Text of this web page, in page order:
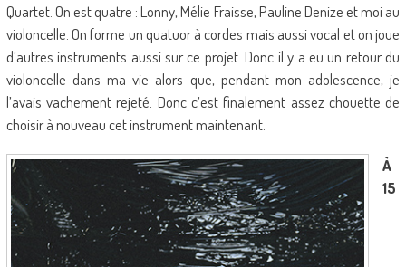
Quartet. On est quatre : Lonny, Mélie Fraisse, Pauline Denize et moi au
violoncelle. On forme un quatuor à cordes mais aussi vocal et on joue
d’autres instruments aussi sur ce projet. Donc il y a eu un retour du
violoncelle dans ma vie alors que, pendant mon adolescence, je
l’avais vachement rejeté. Donc c’est finalement assez chouette de
choisir à nouveau cet instrument maintenant.
À
15